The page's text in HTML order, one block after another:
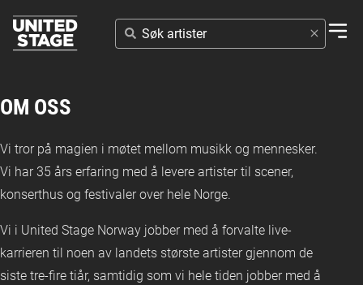
SØK
ARTISTER
OM OSS
Vi tror på magien i møtet mellom musikk og mennesker.
Vi har 35 års erfaring med å levere artister til scener,
konserthus og festivaler over hele Norge.
Vi i United Stage Norway jobber med å forvalte live-
karrieren til noen av landets største artister gjennom de
siste tre-fire tiår, samtidig som vi hele tiden jobber med å